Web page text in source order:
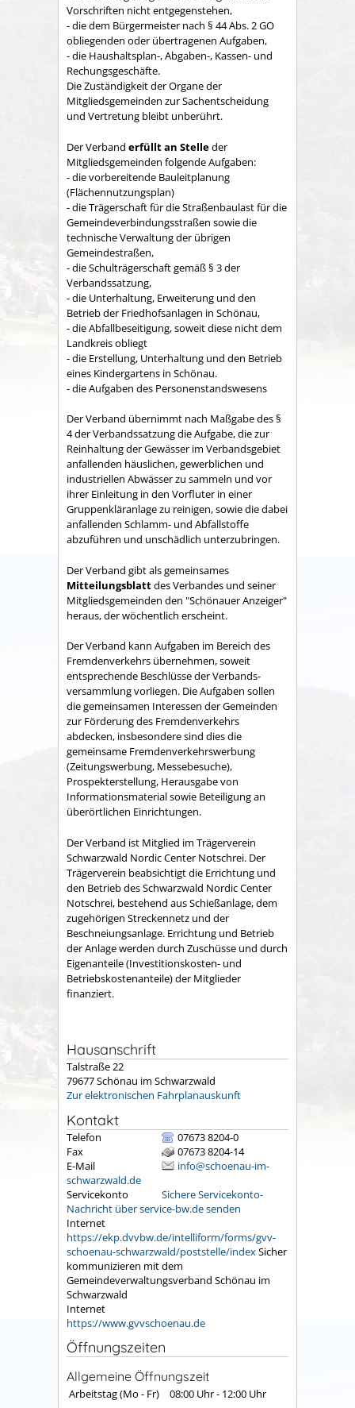
Vorschriften nicht entgegenstehen,
- die dem Bürgermeister nach § 44 Abs. 2 GO
obliegenden oder übertragenen Aufgaben,
- die Haushaltsplan-, Abgaben-, Kassen- und
Rechungs­geschäfte.
Die Zuständigkeit der Organe der
Mitgliedsgemeinden zur Sachent­scheidung
und Vertretung bleibt unberührt.
Der Verband erfüllt an Stelleder
Mitgliedsgemeinden folgende Aufgaben:
- die vorbereitende Bauleitplanung
(Flächennutzungsplan)
- die Trägerschaft für die Straßenbaulast für die
Gemeindeverbindungsstraßen sowie die
technische Verwaltung der übrigen
Gemeindestraßen,
- die Schulträgerschaft gemäß § 3 der
Verbandssatzung,
- die Unterhaltung, Erweiterung und den
Betrieb der Friedhofsanlagen in Schönau,
- die Abfallbeseitigung, soweit diese nicht dem
Land­kreis obliegt
- die Erstellung, Unterhaltung und den Betrieb
eines Kindergartens in Schönau.
- die Aufgaben des Personenstandswesens
Der Verband übernimmt nach Maßgabe des §
4 der Verbandssatzung die Aufgabe, die zur
Reinhaltung der Gewässer im Verbandsgebiet
anfallenden häuslichen, gewerblichen und
industriellen Abwässer zu sammeln und vor
ihrer Einleitung in den Vorfluter in einer
Gruppenkläranlage zu reinigen, sowie die dabei
anfallenden Schlamm- und Abfallstoffe
abzuführen und unschädlich unterzubringen.
Der Verband gibt als gemeinsames
Mitteilungsblattdes Verbandes und seiner
Mitgliedsgemeinden den "Schönauer Anzeiger"
heraus, der wöchentlich erscheint.
Der Verband kann Aufgaben im Bereich des
Fremdenverkehrs übernehmen, soweit
entsprechende Beschlüsse der Verbands­
versammlung vorliegen. Die Aufgaben sollen
die gemeinsamen Interessen der Gemeinden
zur Förderung des Fremdenverkehrs
abdecken, insbesondere sind dies die
gemeinsame Fremden­verkehrswerbung
(Zeitungswerbung, Messebesuche),
Prospekter­stellung, Herausgabe von
Informationsmaterial sowie Betei­ligung an
überörtlichen Einrichtungen.
Der Verband ist Mitglied im Trägerverein
Schwarzwald Nordic Center Notschrei. Der
Trägerverein beabsichtigt die Errichtung und
den Betrieb des Schwarzwald Nordic Center
Notschrei, bestehend aus Schießanlage, dem
zugehörigen Streckennetz und der
Beschneiungsanlage. Errichtung und Betrieb
der Anlage werden durch Zuschüsse und durch
Eigenanteile (Investitionskosten- und
Betriebskostenanteile) der Mitglieder
finanziert.
Hausanschrift
Talstraße 22
79677Schönau im Schwarzwald
Zur elektronischen Fahrplanauskunft
Kontakt
Telefon
07673 8204-0
Fax
07673 8204-14
E-Mail
info@schoenau-im-
schwarzwald.de
Servicekonto
Sichere Servicekonto-
Nachricht über service-bw.de senden
Internet
https://ekp.dvvbw.de/intelliform/forms/gvv-
schoenau-schwarzwald/poststelle/indexSicher
kommunizieren mit dem
Gemeindeverwaltungsverband Schönau im
Schwarzwald
Internet
https://www.gvvschoenau.de
Öffnungszeiten
Allgemeine Öffnungszeit
Arbeitstag (Mo - Fr) 08:00 Uhr- 12:00 Uhr